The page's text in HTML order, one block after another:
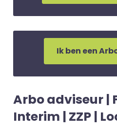
Ik ben een
Arbo adviseur |
Interim | ZZP |